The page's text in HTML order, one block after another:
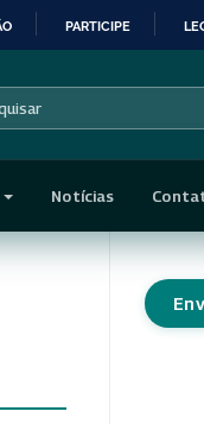
PARTICIPE
Notícias